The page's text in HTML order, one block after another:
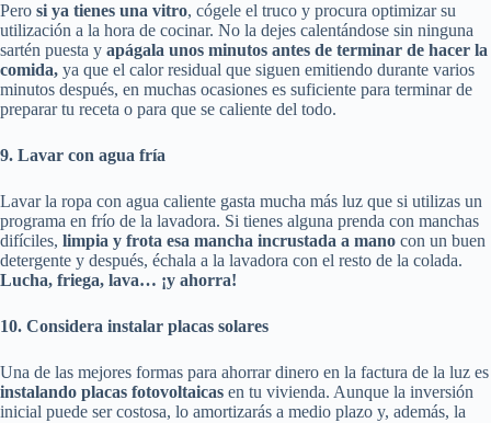
Pero si ya tienes una vitro, cógele el truco y procura optimizar su
utilización a la hora de cocinar. No la dejes calentándose sin ninguna
sartén puesta y apágala unos minutos antes de terminar de hacer la
comida, ya que el calor residual que siguen emitiendo durante varios
minutos después, en muchas ocasiones es suficiente para terminar de
preparar tu receta o para que se caliente del todo.
9. Lavar con agua fría
Lavar la ropa con agua caliente gasta mucha más luz que si utilizas un
programa en frío de la lavadora. Si tienes alguna prenda con manchas
difíciles, limpia y frota esa mancha incrustada a mano con un buen
detergente y después, échala a la lavadora con el resto de la colada.
Lucha, friega, lava… ¡y ahorra!
10. Considera instalar placas solares
Una de las mejores formas para ahorrar dinero en la factura de la luz es
instalando placas fotovoltaicas en tu vivienda. Aunque la inversión
inicial puede ser costosa, lo amortizarás a medio plazo y, además, la